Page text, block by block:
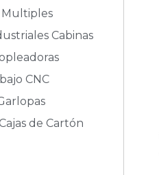
Multiples
Cabinas
CNC
de Cartón